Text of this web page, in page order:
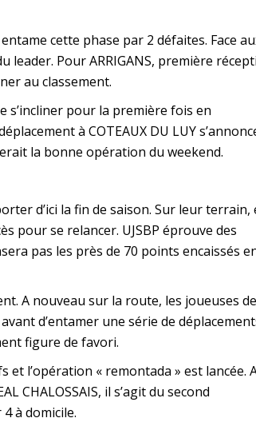
cette phase par 2 défaites. Face
leader. Pour ARRIGANS, première
au classement.
s’incliner pour la première fois en
à COTEAUX DU LUY
la bonne opération du weekend.
d’ici la fin de saison. Sur leur terrain,
pour se relancer. UJSBP éprouve des
pas les près de 70 points encaissés
A nouveau sur la route, les joueuses
d’entamer une série de
figure de favori.
l’opération « remontada » est lancée.
CHALOSSAIS, il s’agit du second
à domicile.